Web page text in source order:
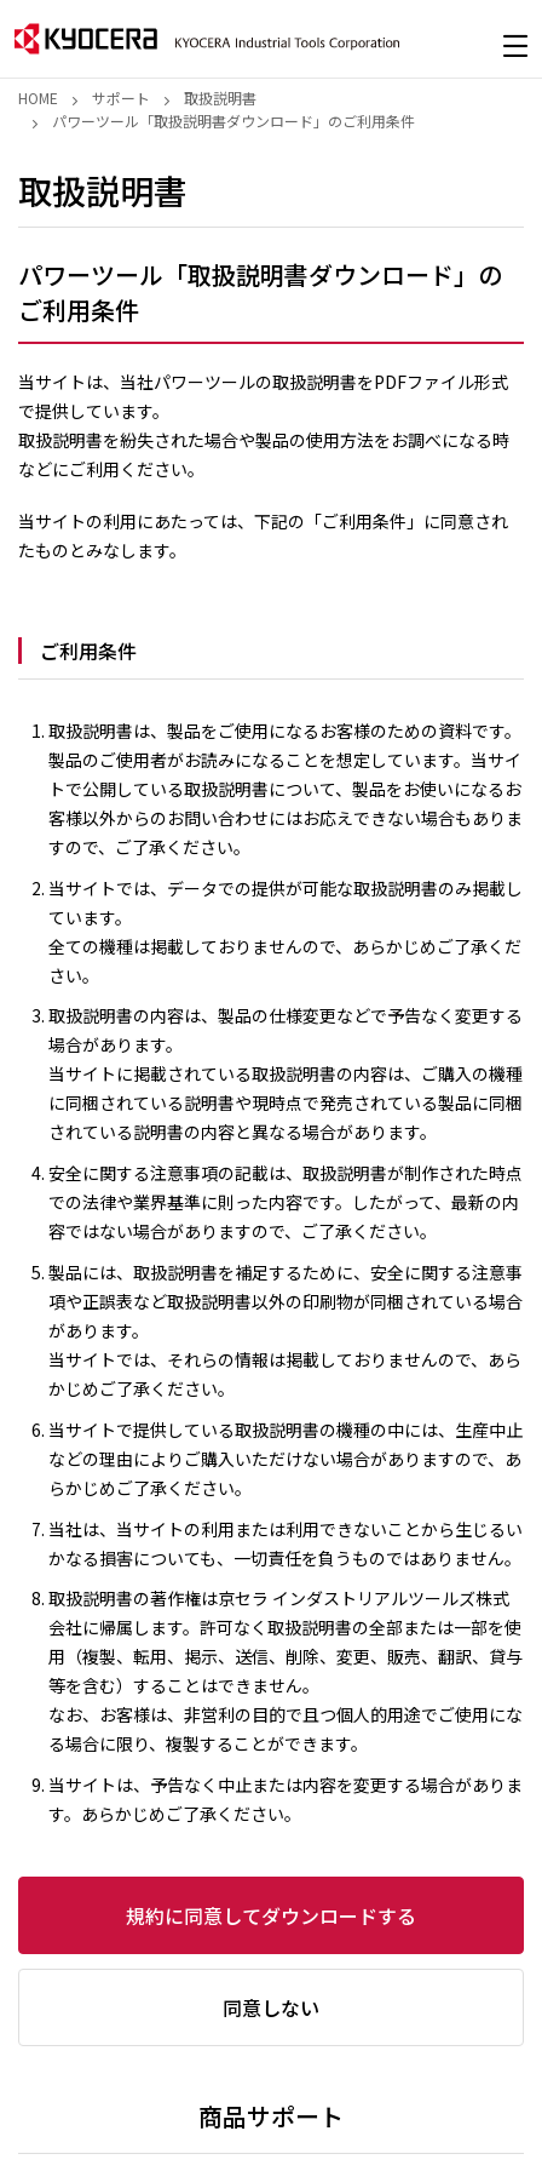
HOME サポート
取扱説明書
パワーツール「取扱説明書ダウンロード」のご利用条件
取扱説明書
パワーツール「取扱説明書ダウンロード」の
ご利用条件
当サイトは、当社パワーツールの取扱説明書をPDFファイル形式
で提供しています。
取扱説明書を紛失された場合や製品の使用方法をお調べになる時
などにご利用ください。
当サイトの利用にあたっては、下記の「ご利用条件」に同意され
たものとみなします。
ご利用条件
取扱説明書は、製品をご使用になるお客様のための資料です。
製品のご使用者がお読みになることを想定しています。当サイ
トで公開している取扱説明書について、製品をお使いになるお
客様以外からのお問い合わせにはお応えできない場合もありま
すので、ご了承ください。
当サイトでは、データでの提供が可能な取扱説明書のみ掲載し
ています。
全ての機種は掲載しておりませんので、あらかじめご了承くだ
さい。
取扱説明書の内容は、製品の仕様変更などで予告なく変更する
場合があります。
当サイトに掲載されている取扱説明書の内容は、ご購入の機種
に同梱されている説明書や現時点で発売されている製品に同梱
されている説明書の内容と異なる場合があります。
安全に関する注意事項の記載は、取扱説明書が制作された時点
での法律や業界基準に則った内容です。したがって、最新の内
容ではない場合がありますので、ご了承ください。
製品には、取扱説明書を補足するために、安全に関する注意事
項や正誤表など取扱説明書以外の印刷物が同梱されている場合
があります。
当サイトでは、それらの情報は掲載しておりませんので、あら
かじめご了承ください。
当サイトで提供している取扱説明書の機種の中には、生産中止
などの理由によりご購入いただけない場合がありますので、あ
らかじめご了承ください。
当社は、当サイトの利用または利用できないことから生じるい
かなる損害についても、一切責任を負うものではありません。
取扱説明書の著作権は京セラ インダストリアルツールズ株式
会社に帰属します。許可なく取扱説明書の全部または一部を使
用（複製、転用、掲示、送信、削除、変更、販売、翻訳、貸与
等を含む）することはできません。
なお、お客様は、非営利の目的で且つ個人的用途でご使用にな
る場合に限り、複製することができます。
当サイトは、予告なく中止または内容を変更する場合がありま
す。あらかじめご了承ください。
規約に同意してダウンロードする
同意しない
商品サポート